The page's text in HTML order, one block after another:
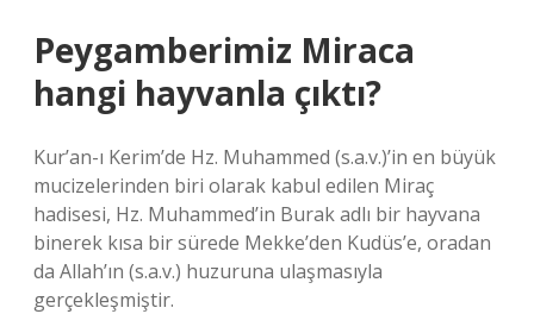
Peygamberimiz Miraca
hangi hayvanla çıktı?
Kur’an-ı Kerim’de Hz. Muhammed (s.a.v.)’in en büyük
mucizelerinden biri olarak kabul edilen Miraç
hadisesi, Hz. Muhammed’in Burak adlı bir hayvana
binerek kısa bir sürede Mekke’den Kudüs’e, oradan
da Allah’ın (s.a.v.) huzuruna ulaşmasıyla
gerçekleşmiştir.